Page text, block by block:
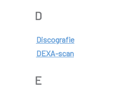
D
Discografie
DEXA-scan
E